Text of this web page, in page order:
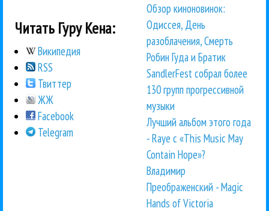
Читать Гуру Кена:
Википедия
RSS
Твиттер
ЖЖ
Facebook
Telegram
Обзор киноновинок:
Одиссея, День
разоблачения, Смерть
Робин Гуда и Братик
SandlerFest собрал более
130 групп прогрессивной
музыки
Лучший альбом этого года
- Raye с «This Music May
Contain Hope»?
Владимир
Преображенский - Magic
Hands of Victoria